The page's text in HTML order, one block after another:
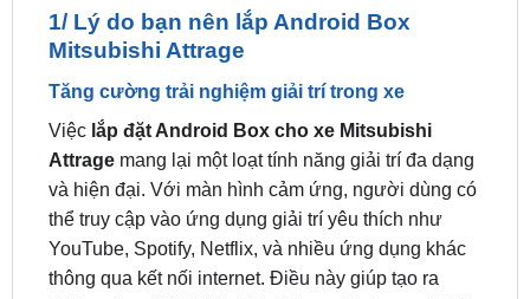
Tăng cường trải nghiệm giải trí trong xe
lắp đặt Android Box cho xe Mitsubishi
Attragemang lại một loạt tính năng giải trí đa dạng
và hiện đại. Với màn hình cảm ứng, người dùng có
thể truy cập vào ứng dụng giải trí yêu thích như
YouTube, Spotify, Netflix, và nhiều ứng dụng khác
thông qua kết nối internet. Điều này giúp tạo ra
không gian giải trí độc đáo không chỉ cho người lái
mà còn cho hành khách trong xe.